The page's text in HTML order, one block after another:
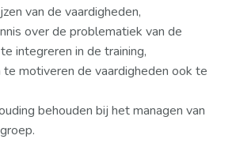
van de vaardigheden,
over de problematiek van de
integreren in de training,
motiveren de vaardigheden ook te
behouden bij het managen van